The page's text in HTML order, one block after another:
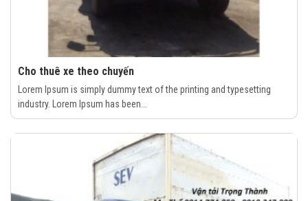
Cho thuê xe theo chuyến
Lorem Ipsum is simply dummy text of the printing and typesetting
industry. Lorem Ipsum has been...